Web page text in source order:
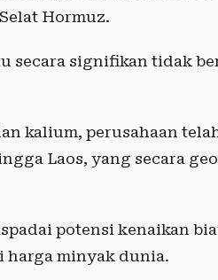
Hormuz.
secara signifikan tidak
kalium, perusahaan
Laos, yang secara
potensi kenaikan
minyak dunia.